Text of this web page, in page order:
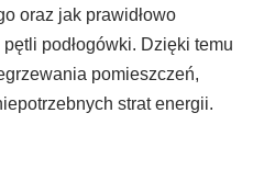
oraz jak prawidłowo
podłogówki. Dzięki temu
pomieszczeń,
strat energii.